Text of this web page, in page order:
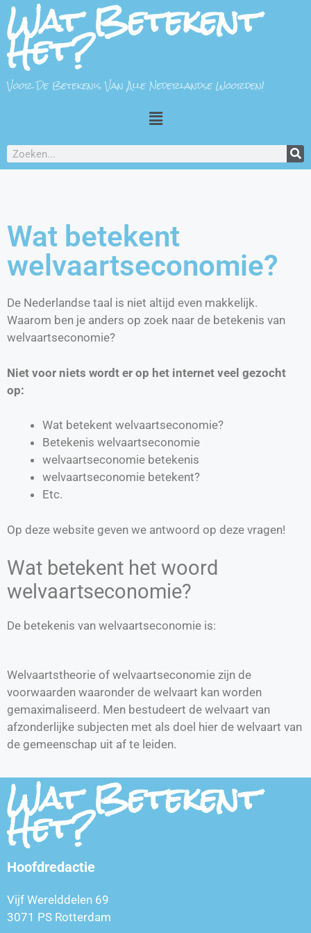
Wat Betekent
Het?
Voor De Betekenis Van Alle Nederlandse Woorden!
Wat betekent
welvaartseconomie?
De Nederlandse taal is niet altijd even makkelijk.
Waarom ben je anders op zoek naar de betekenis van
welvaartseconomie?
Niet voor niets wordt er op het internet veel gezocht
op:
Wat betekent welvaartseconomie?
Betekenis welvaartseconomie
welvaartseconomie betekenis
welvaartseconomie betekent?
Etc.
Op deze website geven we antwoord op deze vragen!
Wat betekent het woord
welvaartseconomie?
De betekenis van welvaartseconomie is:
Welvaartstheorie of welvaartseconomie zijn de
voorwaarden waaronder de welvaart kan worden
gemaximaliseerd. Men bestudeert de welvaart van
afzonderlijke subjecten met als doel hier de welvaart van
de gemeenschap uit af te leiden.
Wat Betekent
Het?
Hoofdredactie
Vijf Werelddelen 69
3071 PS Rotterdam